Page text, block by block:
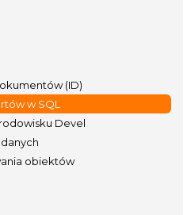
(ID)
w SQL
Devel
obiektów